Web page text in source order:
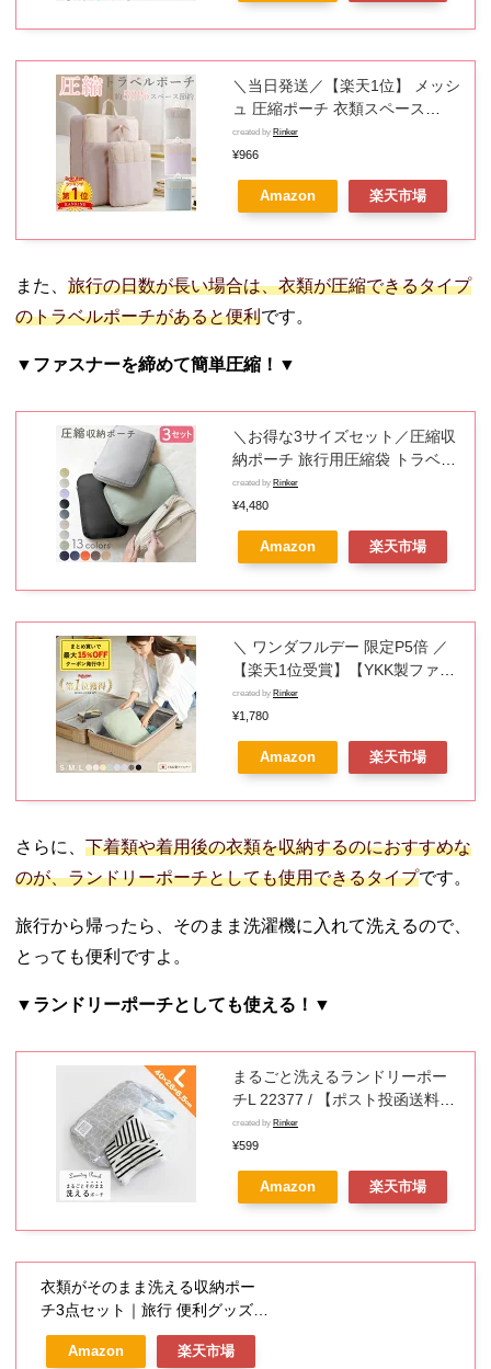
＼当日発送／【楽天1位】 メッシ
ュ 圧縮ポーチ 衣類スペース
50％ 節約 圧縮袋 トラベルポー
チ 大容量 持ち手付き 撥水 旅行
便利グッズ 衣類 コート 軽量 出
張 仕分け シンプル オシャレ か
created by Rinker
¥966
Amazon 楽天市場
また、 旅行の日数が長い場合は、衣類が圧縮できるタイプ
のトラベルポーチがあると便利です。
▼ファスナーを締めて簡単圧縮！▼
＼お得な3サイズセット／圧縮収
納ポーチ 旅行用圧縮袋 トラベル
ポーチ 圧縮バッグ 収納ポーチ フ
ァスナー 圧縮で衣類スペース
50％節約 軽量 出張 旅行 便利グ
ッズ 衣類仕分け 簡単圧縮 シュー
created by Rinker
¥4,480
Amazon 楽天市場
＼ ワンダフルデー 限定P5倍 ／
【楽天1位受賞】【YKK製ファス
ナー】【ほつれ穴なし】【撥水
加工】 トラベル圧縮ポーチ 旅行
用圧縮袋 トラベルポーチ 圧縮 圧
縮ポーチ 旅行用 収納ポーチ トラ
created by Rinker
¥1,780
Amazon 楽天市場
さらに、 下着類や着用後の衣類を収納するのにおすすめな
のが、ランドリーポーチとしても使用できるタイプです。
旅行から帰ったら、そのまま洗濯機に入れて洗えるので、
とっても便利ですよ。
▼ランドリーポーチとしても使える！▼
まるごと洗えるランドリーポー
チL 22377 / 【ポスト投函送料無
料】 / L Lサイズ まるごと そのま
ま 洗える ランドリー ポーチ バ
ッグ 洗濯ネット トランク コイン
ランドリー メッシュ かわいい お
created by Rinker
¥599
Amazon 楽天市場
衣類がそのまま洗える収納ポー
チ3点セット｜旅行 便利グッズ
収納ケース トラベルポーチ 旅行
用品 トラベルグッズ 旅行用 洗濯
Amazon 楽天市場